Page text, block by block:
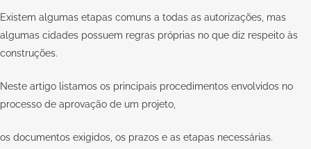
Existem algumas etapas comuns a todas as autorizações, mas
algumas cidades possuem regras próprias no que diz respeito às
construções.
Neste artigo listamos os principais procedimentos envolvidos no
processo de aprovação de um projeto,
os documentos exigidos, os prazos e as etapas necessárias.